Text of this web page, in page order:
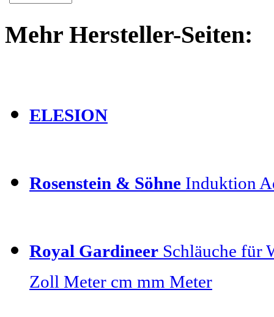
Mehr Hersteller-Seiten:
ELESION
Rosenstein & Söhne Induktion
Royal Gardineer Schläuche für
Zoll Meter cm mm Meter